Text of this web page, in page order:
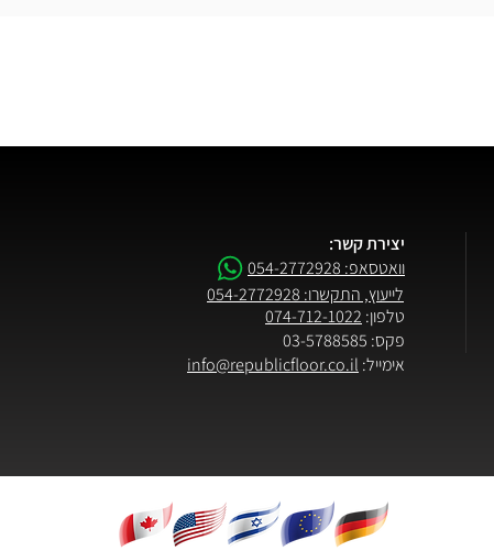
יצירת קשר:
טלפון: 074-712-1022
פקס: 03-5788585
אימייל: info@republicfloor.co.il
לייעוץ, התקשרו: 054-2772928
וואטסאפ: 054-2772928